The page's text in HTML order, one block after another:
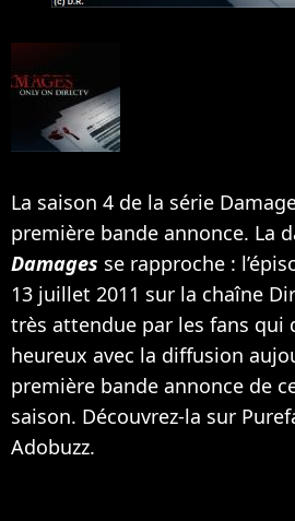
La saison 4 de la série
première bande annonce. La
Damages se rapproche :
13 juillet 2011 sur la chaîne
très attendue par les fans qui
heureux avec la diffusion
première bande annonce de
saison. Découvrez-la sur
Adobuzz.